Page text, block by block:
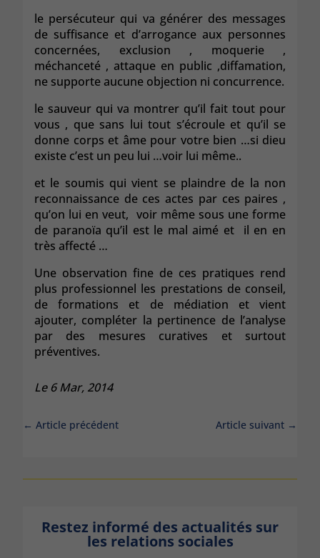
le persécuteur qui va générer des messages
de suffisance et d’arrogance aux personnes
concernées, exclusion , moquerie ,
méchanceté , attaque en public ,diffamation,
ne supporte aucune objection ni concurrence.
le sauveur qui va montrer qu’il fait tout pour
vous , que sans lui tout s’écroule et qu’il se
donne corps et âme pour votre bien …si dieu
existe c’est un peu lui …voir lui même..
et le soumis qui vient se plaindre de la non
reconnaissance de ces actes par ces paires ,
qu’on lui en veut, voir même sous une forme
de paranoïa qu’il est le mal aimé et il en en
très affecté …
Une observation fine de ces pratiques rend
plus professionnel les prestations de conseil,
de formations et de médiation et vient
ajouter, compléter la pertinence de l’analyse
par des mesures curatives et surtout
préventives.
Le 6 Mar, 2014
← Article précédent Article suivant →
Restez informé des actualités sur
les relations sociales